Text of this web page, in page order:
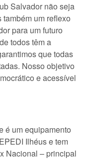
Salvador não seja
um reflexo
para um futuro
todos têm a
que todas
Nosso objetivo
e acessível
é um equipamento
Ilhéus e tem
Nacional – principal